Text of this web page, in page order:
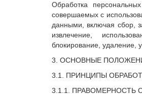
Обработка
совершаемых с
данными, включая сбор,
извлечение,
блокирование, удаление,
3. ОСНОВНЫЕ
3.1. ПРИНЦИПЫ
3.1.1. ПРАВОМЕРНОСТЬ